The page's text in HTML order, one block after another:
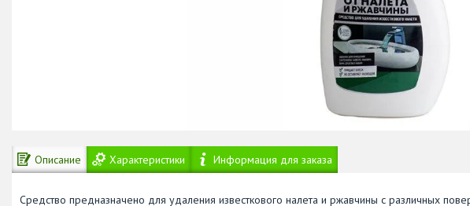
Описание Характеристики Информация для заказа
Средство предназначено для удаления известкового налета и ржавчины с различных